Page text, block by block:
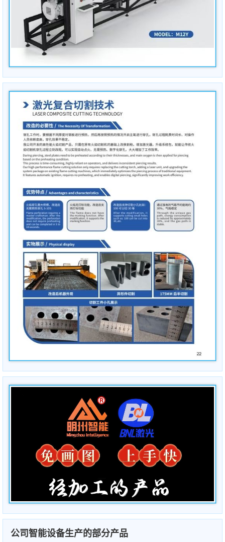
公司智能设备生产的部分产品